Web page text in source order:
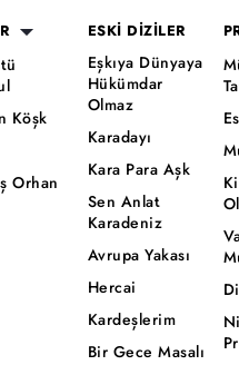
Köşk
Orhan
ESKİ DİZİLER
Eşkıya Dünyaya
Hükümdar
Olmaz
Karadayı
Kara Para Aşk
Sen Anlat
Karadeniz
Avrupa Yakası
Hercai
Kardeşlerim
Bir Gece Masalı